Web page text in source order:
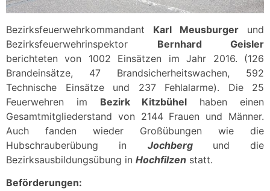
Bezirksfeuerwehrkommandant Karl Meusburger und
Bezirksfeuerwehrinspektor Bernhard Geisler
berichteten von 1002 Einsätzen im Jahr 2016. (126
Brandeinsätze, 47 Brandsicherheitswachen, 592
Technische Einsätze und 237 Fehlalarme). Die 25
Feuerwehren im Bezirk Kitzbühel haben einen
Gesamtmitgliederstand von 2144 Frauen und Männer.
Auch fanden wieder Großübungen wie die
Hubschrauberübung in Jochberg
und die
Bezirksausbildungsübung in Hochfilzen statt.
Beförderungen: